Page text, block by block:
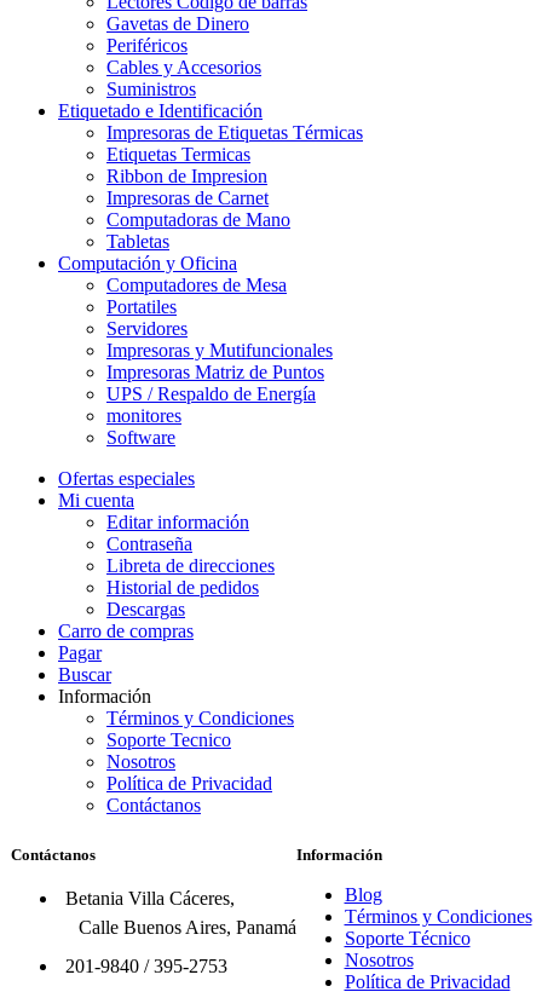
Gavetas de Dinero
Periféricos
Cables y Accesorios
Suministros
Etiquetado e Identificación
Impresoras de Etiquetas Térmicas
Etiquetas Termicas
Ribbon de Impresion
Impresoras de Carnet
Computadoras de Mano
Tabletas
Computación y Oficina
Computadores de Mesa
Portatiles
Servidores
Impresoras y Mutifuncionales
Impresoras Matriz de Puntos
UPS / Respaldo de Energía
monitores
Software
Ofertas especiales
Mi cuenta
Editar información
Contraseña
Libreta de direcciones
Historial de pedidos
Descargas
Carro de compras
Pagar
Buscar
Información
Términos y Condiciones
Soporte Tecnico
Nosotros
Política de Privacidad
Contáctanos
Contáctanos
Betania Villa Cáceres,
Calle Buenos Aires, Panamá
201-9840/395-2753
Información
Blog
Términos y Condiciones
Soporte Técnico
Nosotros
Política de Privacidad